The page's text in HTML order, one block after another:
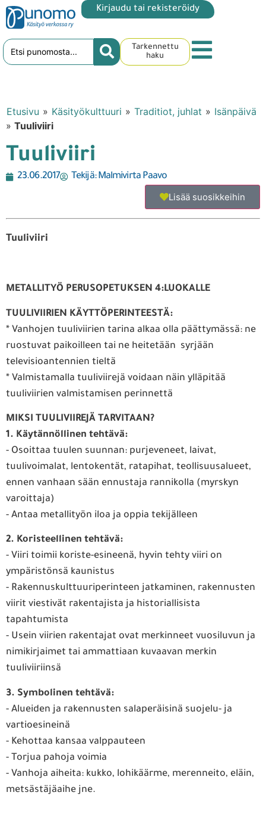
Kirjaudu tai rekisteröidy
Tarkennettu
haku
Etusivu » Käsityökulttuuri » Traditiot, juhlat » Isänpäivä
» Tuuliviiri
Tuuliviiri
23.06.2017 Tekijä:Malmivirta Paavo
Lisää suosikkeihin
Tuuliviiri
METALLITYÖ PERUSOPETUKSEN 4:LUOKALLE
TUULIVIIRIEN KÄYTTÖPERINTEESTÄ:
* Vanhojen tuuliviirien tarina alkaa olla päättymässä: ne
ruostuvat paikoilleen tai ne heitetään syrjään
televisioantennien tieltä
* Valmistamalla tuuliviirejä voidaan näin ylläpitää
tuuliviirien valmistamisen perinnettä
MIKSI TUULIVIIREJÄ TARVITAAN?
1. Käytännöllinen tehtävä:
- Osoittaa tuulen suunnan: purjeveneet, laivat,
tuulivoimalat, lentokentät, ratapihat, teollisuusalueet,
ennen vanhaan sään ennustaja rannikolla (myrskyn
varoittaja)
- Antaa metallityön iloa ja oppia tekijälleen
2. Koristeellinen tehtävä:
- Viiri toimii koriste-esineenä, hyvin tehty viiri on
ympäristönsä kaunistus
- Rakennuskulttuuriperinteen jatkaminen, rakennusten
viirit viestivät rakentajista ja historiallisista
tapahtumista
- Usein viirien rakentajat ovat merkinneet vuosiluvun ja
nimikirjaimet tai ammattiaan kuvaavan merkin
tuuliviiriinsä
3. Symbolinen tehtävä:
- Alueiden ja rakennusten salaperäisinä suojelu- ja
vartioesineinä
- Kehottaa kansaa valppauteen
- Torjua pahoja voimia
- Vanhoja aiheita: kukko, lohikäärme, merenneito, eläin,
metsästäjäaihe jne.